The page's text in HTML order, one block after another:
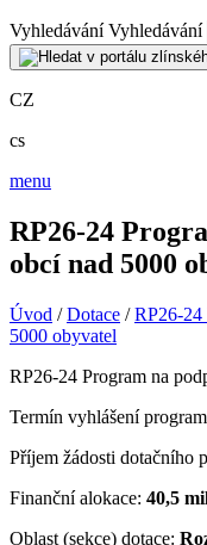
Vyhledávání Vyhledávání
CZ
cs
menu
RP26-24
obcí nad 5000
Úvod /Dotace /RP26-24
5000 obyvatel
RP26-24 Program na
Termín vyhlášení
Příjem žádosti dotačního
Finanční alokace: 40,5
Oblast (sekce) dotace: